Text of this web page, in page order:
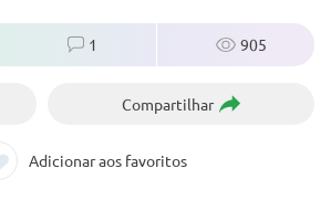
1 905
Compartilhar
Adicionar aos favoritos